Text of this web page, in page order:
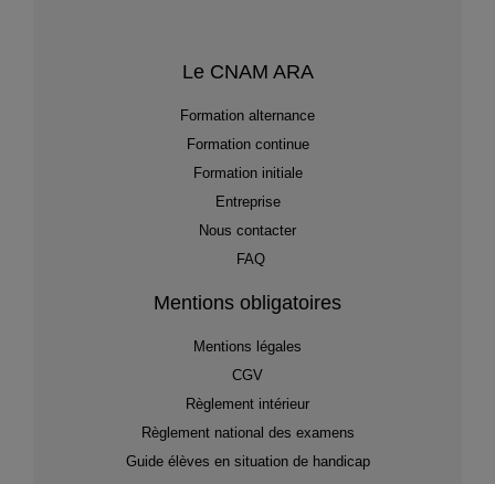
Le CNAM ARA
Formation alternance
Formation continue
Formation initiale
Entreprise
Nous contacter
FAQ
Mentions obligatoires
Mentions légales
CGV
Règlement intérieur
Règlement national des examens
Guide élèves en situation de handicap